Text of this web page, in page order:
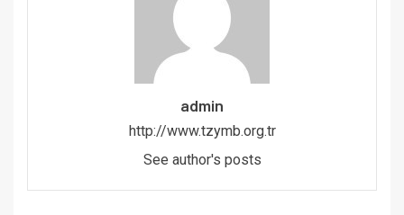
admin
http://www.tzymb.org.tr
See author's posts